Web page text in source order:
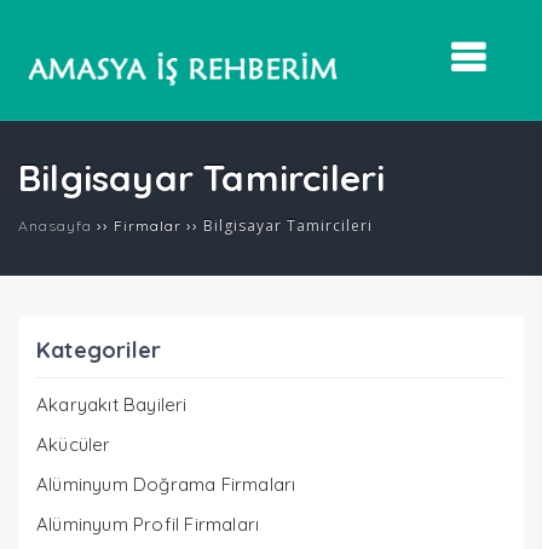
Bilgisayar Tamircileri
Anasayfa ›› Firmalar ›› Bilgisayar Tamircileri
Kategoriler
Akaryakıt Bayileri
Akücüler
Alüminyum Doğrama Firmaları
Alüminyum Profil Firmaları